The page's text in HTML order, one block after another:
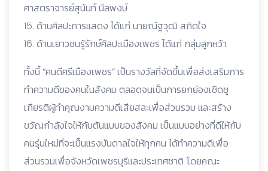
ศาสตราจารย์สุนันท์ นีลพงษ์
15. ด้านศิลปะการแสดง ได้แก่ นายณัฐวุฒิ สกิดใจ
16. ด้านเยาวชนรู้รักษ์ศิลปะเมืองเพชร ได้แก่ กลุ่มลูกหว้า
ทั้งนี้ “คนดีศรีเมืองเพชร” เป็นรางวัลที่จัดขึ้นเพื่อส่งเสริมการ
ทำความดีของคนในสังคม ตลอดจนเป็นการยกย่องเชิดชู
เกียรติผู้ทำคุณงามความดีเสียสละเพื่อส่วนรวม และสร้าง
ขวัญกำลังใจให้กับต้นแบบของสังคม เป็นแบบอย่างที่ดีให้กับ
คนรุ่นใหม่ที่จะเป็นแรงบันดาลใจให้ทุกคน ได้ทำความดีเพื่อ
ส่วนรวมเพื่อจังหวัดเพชรบุรีและประเทศชาติ โดยคณะ